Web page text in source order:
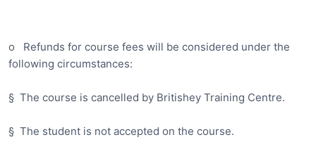
o
Refunds for course fees will be considered under the
following circumstances:
§ The course is cancelled by Britishey Training Centre.
§ The student is not accepted on the course.